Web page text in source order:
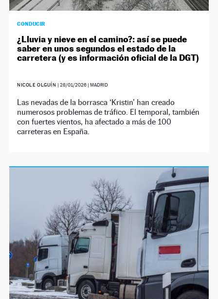
CONDUCIR
¿Lluvia y nieve en el camino?: así se puede
saber en unos segundos el estado de la
carretera (y es información oficial de la DGT)
NICOLE OLGUÍN | 28/01/2026| MADRID
Las nevadas de la borrasca ‘Kristin’ han creado
numerosos problemas de tráfico. El temporal, también
con fuertes vientos, ha afectado a más de 100
carreteras en España.